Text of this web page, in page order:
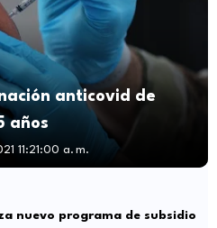
anticovid de
años
11:21:00 a. m.
nuevo programa de subsidio